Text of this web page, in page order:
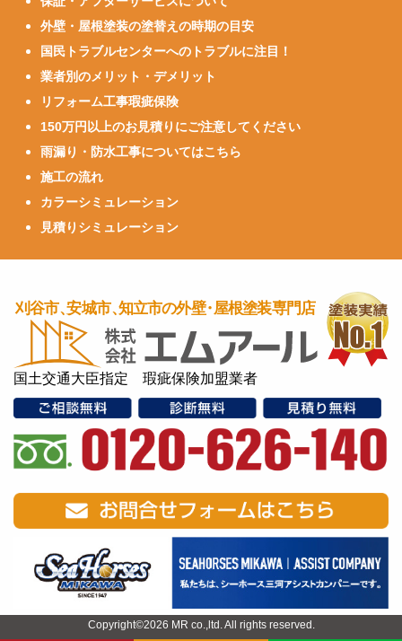
外壁・屋根塗装の塗替えの時期の目安
国民トラブルセンターへのトラブルに注目！
業者別のメリット・デメリット
リフォーム工事瑕疵保険
150万円以上のお見積りにご注意してください
雨漏り・防水工事についてはこちら
施工の流れ
カラーシミュレーション
見積りシミュレーション
国土交通大臣指定 瑕疵保険加盟業者
Copyright©2026 MR co.,ltd. All rights reserved.